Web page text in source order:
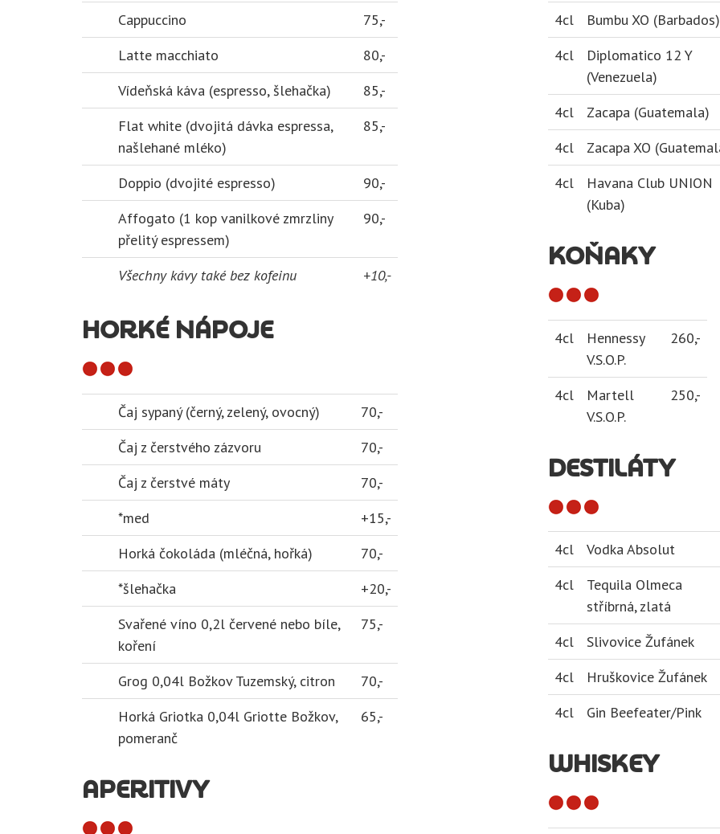
Cappuccino
75,-
Latte macchiato
80,-
Vídeňská káva (espresso, šlehačka)
85,-
Flat white (dvojitá dávka espressa,
našlehané mléko)
85,-
Doppio (dvojité espresso)
90,-
Affogato (1 kop vanilkové zmrzliny
přelitý espressem)
90,-
Všechny kávy také bez kofeinu +10,-
HORKÉ NÁPOJE
Čaj sypaný (černý, zelený, ovocný)
70,-
Čaj z čerstvého zázvoru
70,-
Čaj z čerstvé máty
70,-
*med
+15,-
Horká čokoláda (mléčná, hořká)
70,-
*šlehačka
+20,-
Svařené víno 0,2l červené nebo bíle,
koření
75,-
Grog 0,04l Božkov Tuzemský, citron
70,-
Horká Griotka 0,04l Griotte Božkov,
pomeranč
65,-
APERITIVY
4cl
Bumbu XO (Barbados)
4cl
Diplomatico 12 Y
(Venezuela)
4cl
Zacapa (Guatemala)
4cl
Zacapa XO
4cl
Havana Club UNION
(Kuba)
KOŇAKY
4cl
Hennessy
V.S.O.P.
260,-
4cl
Martell
V.S.O.P.
250,-
DESTILÁTY
4cl
Vodka Absolut
4cl
Tequila Olmeca
stříbrná, zlatá
4cl
Slivovice Žufánek
4cl
Hruškovice Žufánek
4cl
Gin Beefeater/Pink
WHISKEY